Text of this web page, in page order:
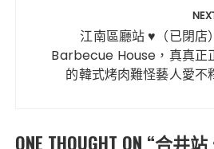
江南區廳站 ♥（已閉店
Barbecue House，真真正
的韓式烤肉難怪藝人愛不
ONE THOUGHT ON “合井站